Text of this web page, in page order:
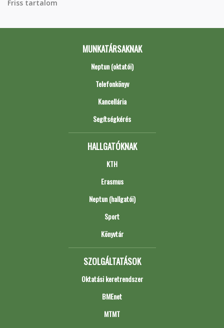
Friss tartalom
MUNKATÁRSAKNAK
Neptun (oktatói)
Telefonkönyv
Kancellária
Segítségkérés
HALLGATÓKNAK
KTH
Erasmus
Neptun (hallgatói)
Sport
Könyvtár
SZOLGÁLTATÁSOK
Oktatási keretrendszer
BMEnet
MTMT